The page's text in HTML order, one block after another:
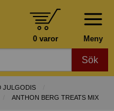
Meny
0 varor
Sök
JULGODIS
ANTHON BERG TREATS MIX